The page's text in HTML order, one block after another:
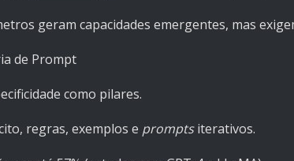
geram capacidades emergentes, mas
de Prompt
como pilares.
regras, exemplos e promptsiterativos.